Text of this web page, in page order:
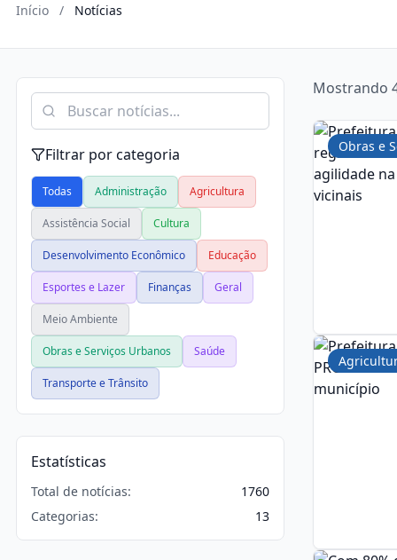
Início / Notícias
Filtrar por categoria
Todas Administração Agricultura
Assistência Social Cultura
Desenvolvimento Econômico Educação
Esportes e Lazer Finanças Geral
Meio Ambiente
Obras e Serviços Urbanos Saúde
Transporte e Trânsito
Estatísticas
Total de notícias:
1760
Categorias:
13
Mostrando
Obras e